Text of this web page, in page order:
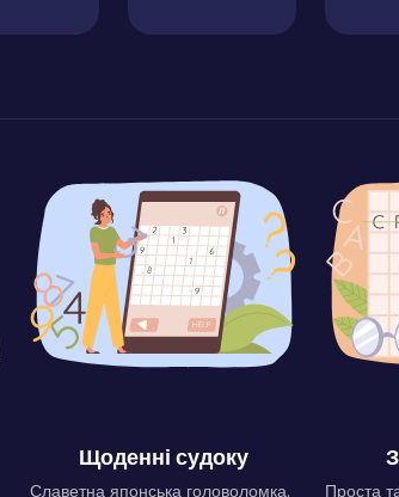
Щоденні судоку
Славетна японська головоломка. Проста